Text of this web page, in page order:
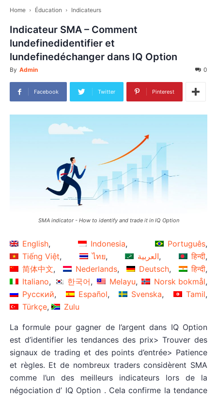
Home Éducation Indicateurs
Indicateur SMA – Comment
lundefinedidentifier et
lundefinedéchanger dans IQ Option
By Admin 0
Facebook Twitter Pinterest
SMA indicator - How to identify and trade it in IQ Option
English Indonesia
Português
Tiếng Việt
ไทย العربية
हिन्दी
简体中文
Nederlands Deutsch
हिन्दी
Italiano
한국어 Melayu
Norsk bokmål
Русский
Español Svenska
Tamil
Türkçe
Zulu
La formule pour gagner de l’argent dans IQ Option
est d’identifier les tendances des prix> Trouver des
signaux de trading et des points d’entrée> Patience
et règles. Et de nombreux traders considèrent SMA
comme l’un des meilleurs indicateurs lors de la
négociation d’ IQ Option . Cela confirme la tendance